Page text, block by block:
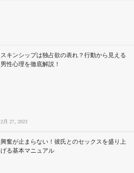
スキンシップは独占欲の表れ？行動から見える
男性心理を徹底解説！
2月 27, 2023
興奮が止まらない！彼氏とのセックスを盛り上
げる基本マニュアル